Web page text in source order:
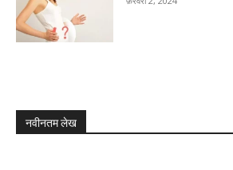
नवीनतम लेख